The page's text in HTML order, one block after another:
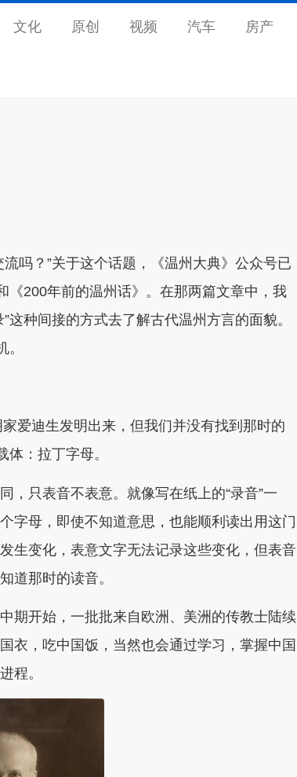
文化 原创 视频 汽车 房产
吗？”关于这个话题，《温州大典》公众号已
《200年前的温州话》。在那两篇文章中，我
种间接的方式去了解古代温州方言的面貌。
爱迪生发明出来，但我们并没有找到那时的
体：拉丁字母。
，只表音不表意。就像写在纸上的“录音”一
字母，即使不知道意思，也能顺利读出用这门
生变化，表意文字无法记录这些变化，但表音
道那时的读音。
期开始，一批批来自欧洲、美洲的传教士陆续
衣，吃中国饭，当然也会通过学习，掌握中国
程。